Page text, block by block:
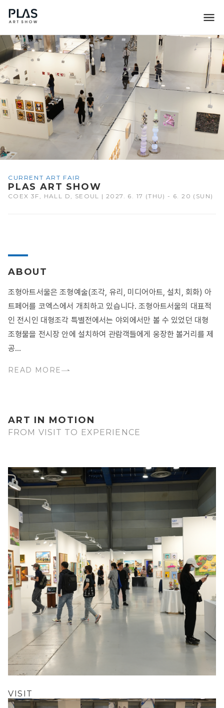
CURRENT ART FAIR
PLAS ART SHOW
COEX 3F, HALL D, SEOUL | 2027. 6. 17 (THU) - 6. 20 (SUN)
ABOUT
조형아트서울은 조형예술(조각, 유리, 미디어아트, 설치, 회화) 아
트페어를 코엑스에서 개최하고 있습니다. 조형아트서울의 대표적
인 전시인 대형조각 특별전에서는 야외에서만 볼 수 있었던 대형
조형물을 전시장 안에 설치하여 관람객들에게 웅장한 볼거리를 제
공...
READ MORE
ART IN MOTION
FROM VISIT TO EXPERIENCE
VISIT